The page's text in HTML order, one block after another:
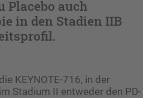
Placebo auch
in den Stadien IIB
KEYNOTE-716, in der
im Stadium II entweder den PD-